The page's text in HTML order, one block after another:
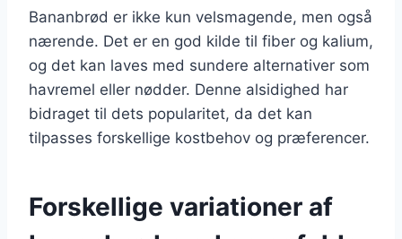
Bananbrød er ikke kun velsmagende, men også
nærende. Det er en god kilde til fiber og kalium,
og det kan laves med sundere alternativer som
havremel eller nødder. Denne alsidighed har
bidraget til dets popularitet, da det kan
tilpasses forskellige kostbehov og præferencer.
Forskellige variationer af